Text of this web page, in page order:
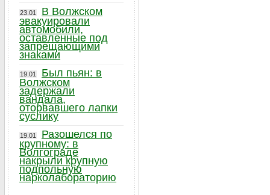
23.01
В Волжском
эвакуировали
автомобили,
оставленные под
запрещающими
знаками
19.01
Был пьян: в
Волжском
задержали
вандала,
оторвавшего лапки
суслику
19.01
Разошелся по
крупному: в
Волгограде
накрыли крупную
подпольную
нарколабораторию